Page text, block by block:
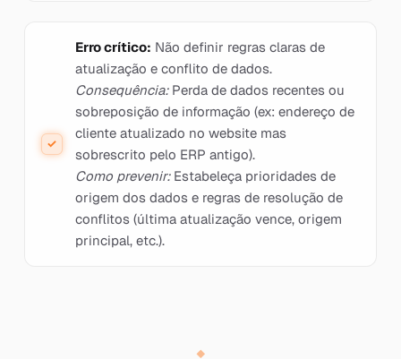
Erro crítico: Não definir regras claras de
atualização e conflito de dados.
Consequência:Perda de dados recentes ou
sobreposição de informação (ex: endereço de
cliente atualizado no website mas
sobrescrito pelo ERP antigo).
Como prevenir:Estabeleça prioridades de
origem dos dados e regras de resolução de
conflitos (última atualização vence, origem
principal, etc.).